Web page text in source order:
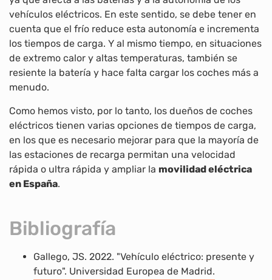
vehículos eléctricos. En este sentido, se debe tener en
cuenta que el frío reduce esta autonomía e incrementa
los tiempos de carga. Y al mismo tiempo, en situaciones
de extremo calor y altas temperaturas, también se
resiente la batería y hace falta cargar los coches más a
menudo.
Como hemos visto, por lo tanto, los dueños de coches
eléctricos tienen varias opciones de tiempos de carga,
en los que es necesario mejorar para que la mayoría de
las estaciones de recarga permitan una velocidad
rápida o ultra rápida y ampliar la movilidad eléctrica
en España.
Bibliografía
Gallego, JS. 2022. "Vehículo eléctrico: presente y
futuro". Universidad Europea de Madrid.